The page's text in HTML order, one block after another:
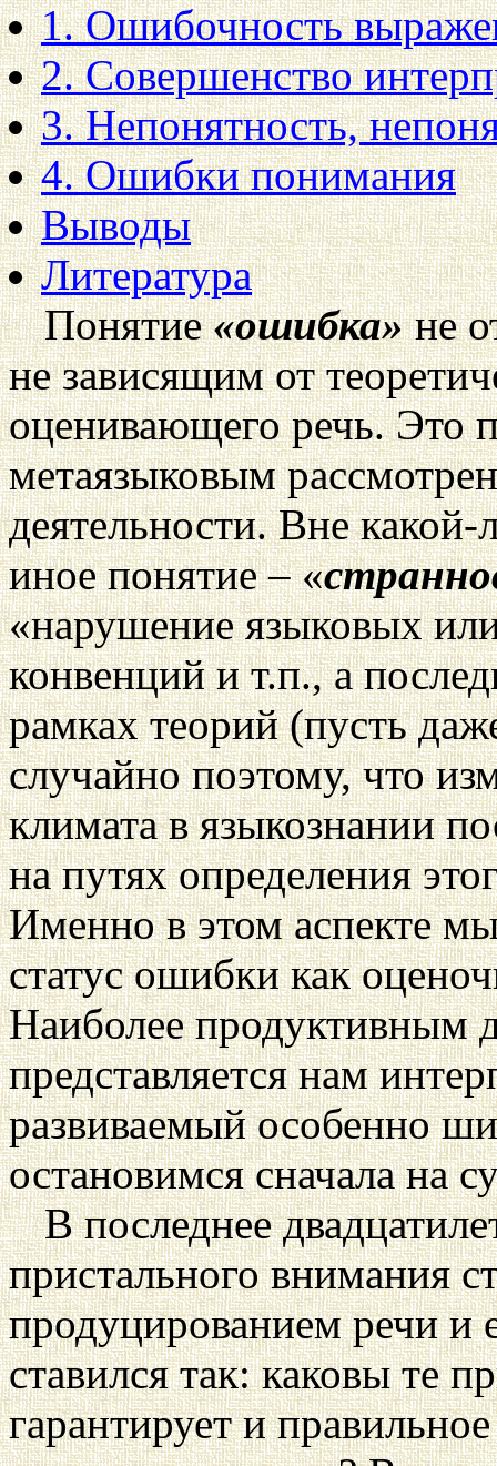
1. Ошибочность
2. Совершенство
3. Непонятность,
4. Ошибки понимания
Выводы
Литература
Понятие«ошибка»не
не зависящим от
оценивающего речь. Это
метаязыковым
деятельности. Вне
иное понятие – «
«нарушение языковых
конвенций и т.п., а
рамках теорий (пусть
случайно поэтому, что
климата в языкознании
на путях определения
Именно в этом аспекте
статус ошибки как
Наиболее продуктивным
представляется нам
развиваемый особенно
остановимся сначала на
В последнее
пристального внимания
продуцированием речи
ставился так: каковы те
гарантирует и